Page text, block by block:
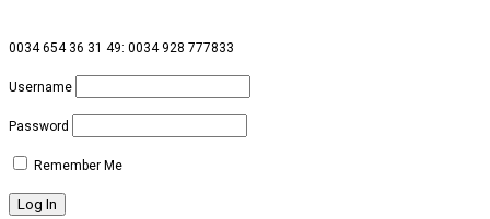
0034 654 36 31 49: 0034 928 777833
Username
Password
Remember Me